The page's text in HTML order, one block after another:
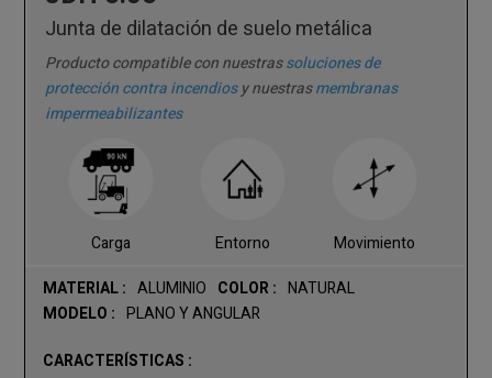
Junta de dilatación de suelo metálica
Producto compatible con nuestrassoluciones de
protección contra incendiosy nuestrasmembranas
impermeabilizantes
Carga Entorno
Movimiento
MATERIAL : ALUMINIO COLOR : NATURAL
MODELO : PLANO Y ANGULAR
CARACTERÍSTICAS :